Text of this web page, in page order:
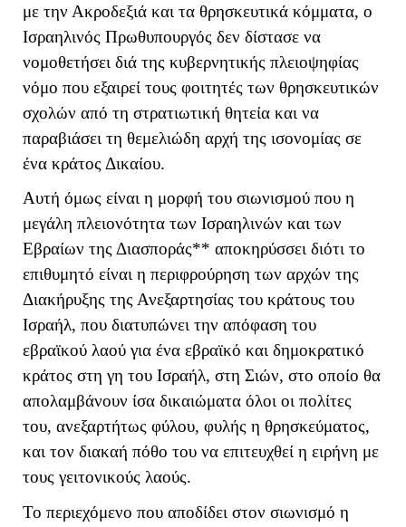
με την Ακροδεξιά και τα θρησκευτικά κόμματα, ο
Ισραηλινός Πρωθυπουργός δεν δίστασε να
νομοθετήσει διά της κυβερνητικής πλειοψηφίας
νόμο που εξαιρεί τους φοιτητές των θρησκευτικών
σχολών από τη στρατιωτική θητεία και να
παραβιάσει τη θεμελιώδη αρχή της ισονομίας σε
ένα κράτος Δικαίου.
Αυτή όμως είναι η μορφή του σιωνισμού που η
μεγάλη πλειονότητα των Ισραηλινών και των
Εβραίων της Διασποράς** αποκηρύσσει διότι το
επιθυμητό είναι η περιφρούρηση των αρχών της
Διακήρυξης της Ανεξαρτησίας του κράτους του
Ισραήλ, που διατυπώνει την απόφαση του
εβραϊκού λαού για ένα εβραϊκό και δημοκρατικό
κράτος στη γη του Ισραήλ, στη Σιών, στο οποίο θα
απολαμβάνουν ίσα δικαιώματα όλοι οι πολίτες
του, ανεξαρτήτως φύλου, φυλής η θρησκεύματος,
και τον διακαή πόθο του να επιτευχθεί η ειρήνη με
τους γειτονικούς λαούς.
Το περιεχόμενο που αποδίδει στον σιωνισμό η